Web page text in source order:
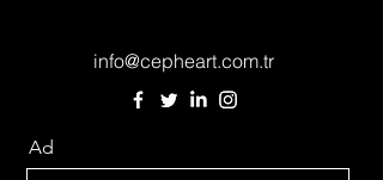
info@cepheart.com.tr
Ad